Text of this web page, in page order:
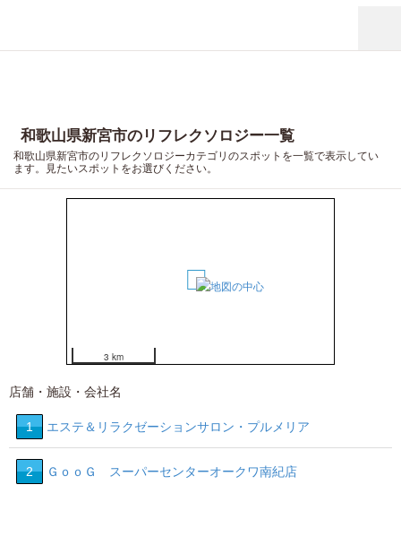
和歌山県新宮市のリフレクソロジー一覧
和歌山県新宮市のリフレクソロジーカテゴリのスポットを一覧で表示してい
ます。見たいスポットをお選びください。
1
2
3 km
店舗・施設・会社名
1 エステ＆リラクゼーションサロン・プルメリア
2 ＧｏｏＧ スーパーセンターオークワ南紀店